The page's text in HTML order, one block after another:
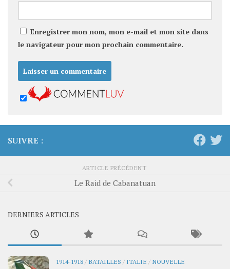
Enregistrer mon nom, mon e-mail et mon site dans
le navigateur pour mon prochain commentaire.
SUIVRE :
ARTICLE PRÉCÉDENT
Le Raid de Cabanatuan
DERNIERS ARTICLES
1914-1918 / BATAILLES / ITALIE / NOUVELLE